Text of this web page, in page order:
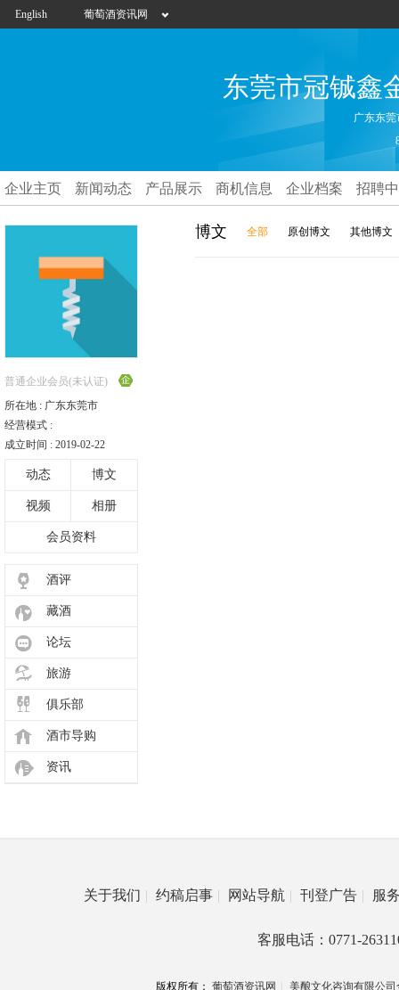
English 葡萄酒资讯网
东莞市冠铖鑫
广东东
企业主页 新闻动态 产品展示 商机信息 企业档案 招聘
普通企业会员(未认证)
所在地 : 广东东莞市
经营模式 :
成立时间 : 2019-02-22
动态 博文
视频 相册
会员资料
酒评
藏酒
论坛
旅游
俱乐部
酒市导购
资讯
博文 全部 原创博文 其他博文
关于我们 | 约稿启事 | 网站导航 | 刊登广告 | 服
客服电话：0771-
版权所有： 葡萄酒资讯网 美酿文化咨询有限公司